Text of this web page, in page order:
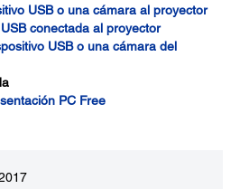
USB o una cámara al proyector
conectada al proyector
USB o una cámara del
PC Free